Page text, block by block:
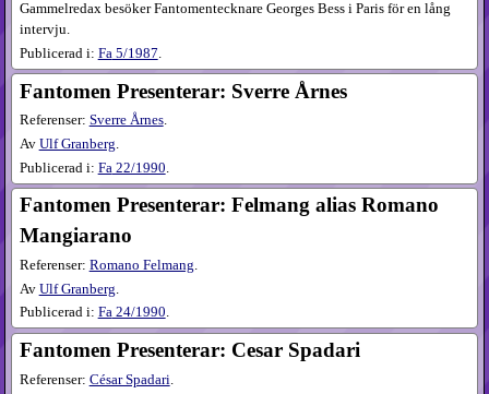
Gammelredax besöker Fantomentecknare Georges Bess i Paris för en lång
intervju.
Publicerad i: Fa 5​/1987
Fantomen Presenterar: Sverre Årnes
Referenser: Sverre Årnes.
Av Ulf Granberg.
Publicerad i: Fa 22​/1990
Fantomen Presenterar: Felmang alias Romano
Mangiarano
Referenser: Romano Felmang.
Av Ulf Granberg
Publicerad i: Fa24​/1990.
Fantomen Presenterar: Cesar Spadari
Referenser: César Spadari.